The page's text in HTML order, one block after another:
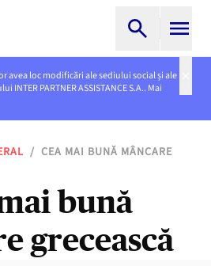
avea loc modificări ale sediului social și ale
PARTNER ASSISTANCE S.A.. Mai
/ CEA MAI BUNĂ MÂNCARE
bună
grecească